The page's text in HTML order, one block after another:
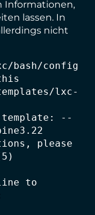
Informationen,
lassen. In
nicht
bash/config
lxc-
template: --
please
to